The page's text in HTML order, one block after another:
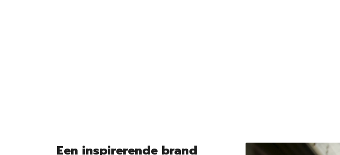
Een inspirerende brand